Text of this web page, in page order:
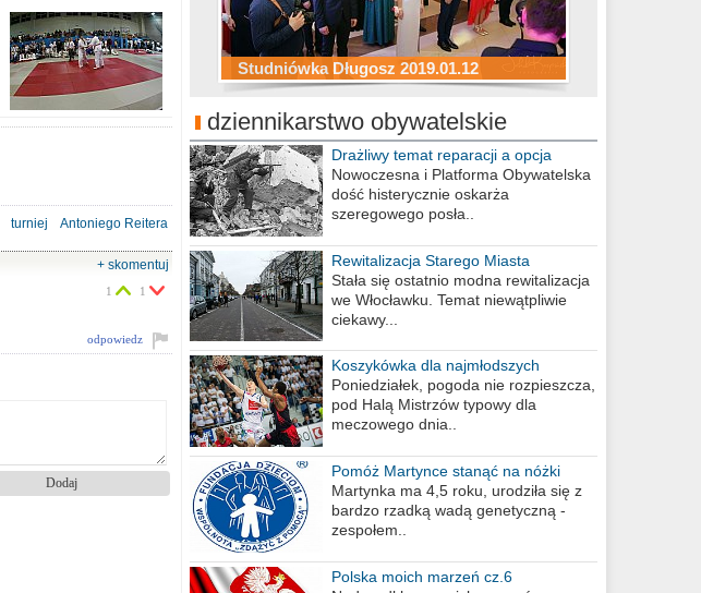
turniej Antoniego Reitera
+ skomentuj
1 1
odpowiedz
Studniówka Długosz 2019.01.12
ZS Budowlanych 2019.01.12
Studniówka LZK 2019.01.11
dziennikarstwo obywatelskie
Drażliwy temat reparacji a opcja
berlińska
Nowoczesna i Platforma Obywatelska
dość histerycznie oskarża
szeregowego posła..
Rewitalizacja Starego Miasta
Stała się ostatnio modna rewitalizacja
we Włocławku. Temat niewątpliwie
ciekawy...
Koszykówka dla najmłodszych
Poniedziałek, pogoda nie rozpieszcza,
pod Halą Mistrzów typowy dla
meczowego dnia..
Pomóż Martynce stanąć na nóżki
Martynka ma 4,5 roku, urodziła się z
bardzo rzadką wadą genetyczną -
zespołem..
Polska moich marzeń cz.6